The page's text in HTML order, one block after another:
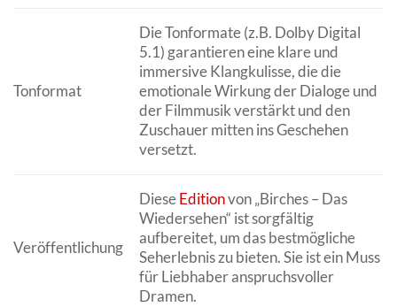
Tonformat
Die Tonformate (z.B. Dolby Digital
5.1) garantieren eine klare und
immersive Klangkulisse, die die
emotionale Wirkung der Dialoge und
der Filmmusik verstärkt und den
Zuschauer mitten ins Geschehen
versetzt.
Veröffentlichung
DieseEditionvon „Birches – Das
Wiedersehen“ ist sorgfältig
aufbereitet, um das bestmögliche
Seherlebnis zu bieten. Sie ist ein Muss
für Liebhaber anspruchsvoller
Dramen.